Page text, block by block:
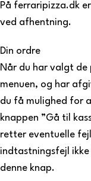
På ferraripizza.dk
ved afhentning.
Din ordre
Når du har valgt
menuen, og har
du få mulighed for
knappen ”Gå til
retter eventuelle
indtastningsfejl
denne knap.